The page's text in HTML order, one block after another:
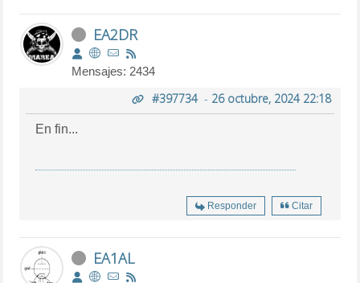
EA2DR
Mensajes: 2434
#397734- 26 octubre, 2024 22:18
En fin...
Responder Citar
EA1AL